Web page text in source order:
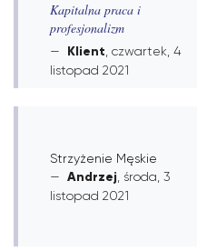
Kapitalna praca i
profesjonalizm
Klient , czwartek, 4
listopad 2021
Strzyżenie Męskie
Andrzej , środa, 3
listopad 2021